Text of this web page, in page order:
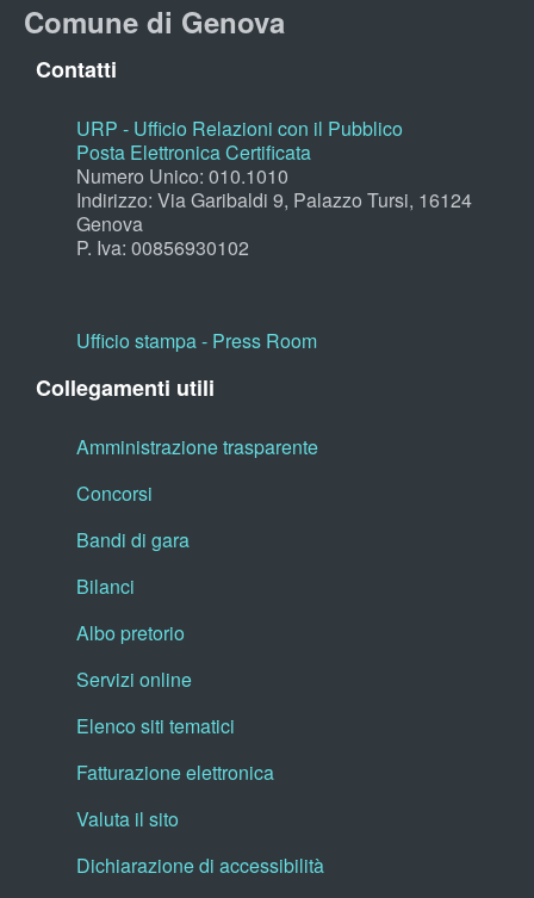
Comune di Genova
Contatti
URP - Ufficio Relazioni con il Pubblico
Posta Elettronica Certificata
Numero Unico: 010.1010
Indirizzo: Via Garibaldi 9, Palazzo Tursi, 16124
Genova
P. Iva: 00856930102
Ufficio stampa - Press Room
Collegamenti utili
Amministrazione trasparente
Concorsi
Bandi di gara
Bilanci
Albo pretorio
Servizi online
Elenco siti tematici
Fatturazione elettronica
Valuta il sito
Dichiarazione di accessibilità